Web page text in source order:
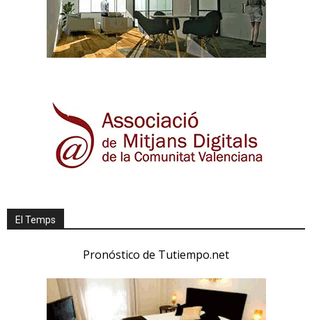
El Temps
Pronóstico de Tutiempo.net